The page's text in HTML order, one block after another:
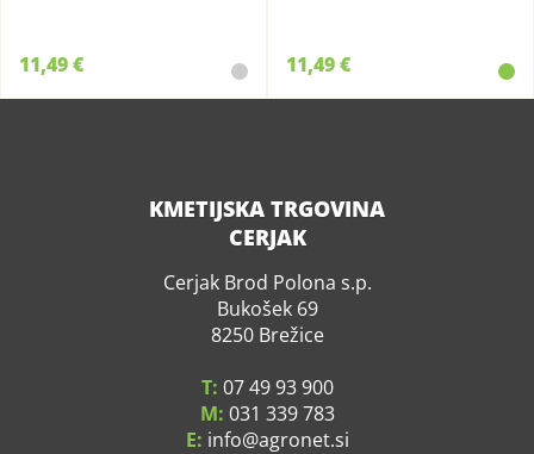
11,49 € 11,49 €
KMETIJSKA TRGOVINA
CERJAK
Cerjak Brod Polona s.p.
Bukošek 69
8250 Brežice
T: 07 49 93 900
M: 031 339 783
E: info agronet.si